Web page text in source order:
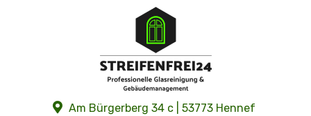
Am Bürgerberg 34 c | 53773 Hennef